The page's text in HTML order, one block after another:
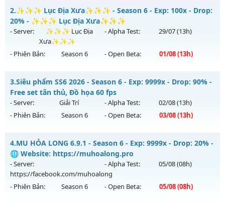
🔥MU-Kiếm Khách🔥 - ⚔️KỸ Năng Hồi sinh⚔️
Mu mới ra tháng 08 2026 - Mở máy chủ
ngày 07/08/2626
Exp: 200x - Drop: 5%
Thể loại: Mu Nguyên bản Webzen
Antihack: Sharkguard
2.✨✨✨ Lục Địa Xưa✨✨✨ - Season 6 - Exp: 100x - Drop:
20% - ✨✨✨ Lục Địa Xưa✨✨✨
- Server:
✨✨✨ Lục Địa
Xưa✨✨✨
- Alpha Test: 29/07(13h)
- Phiên Bản: Season 6 - Open Beta: 01/08(13h)
✨✨✨ Lục Địa Xưa✨✨✨ - ✨✨✨ Lục Địa Xưa✨✨✨
Mu mới ra tháng 08 2026 - Mở máy chủ
Xưa✨✨✨
vào 13h ngày 01/08/2626
Exp: 100x - Drop: 20%
Thể loại: Mu Nguyên bản Webzen
Antihack: XTEAM
3.Siêu phẩm SS6 2026 - Season 6 - Exp: 9999x - Drop: 90% -
Free set tân thủ, Đồ họa 60 fps
- Server: Giải Trí - Alpha Test: 02/08(13h)
- Phiên Bản:
Season 6 - Open Beta: 03/08(13h)
Siêu phẩm SS6 2026 - Free set tân thủ, Đồ họa 60 fps
Mu mới ra tháng 08 2026 - Mở máy chủ
ngày 03/08/2626
Exp: 9999x - Drop: 90%
4.MU HỎA LONG 6.9.1 - Season 6 - Exp: 9999x - Drop: 20% -
🌐 Website: https://muhoalong.pro
- Server:
https://facebook.com/muhoalong
- Alpha Test: 05/08(08h)
- Phiên Bản: Season 6 - Open Beta: 05/08(08h)